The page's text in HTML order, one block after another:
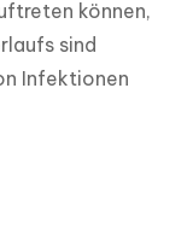
können,
sind
Infektionen